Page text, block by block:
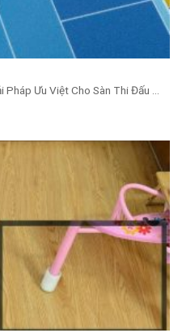
Ưu Việt Cho Sàn Thi Đấu ...